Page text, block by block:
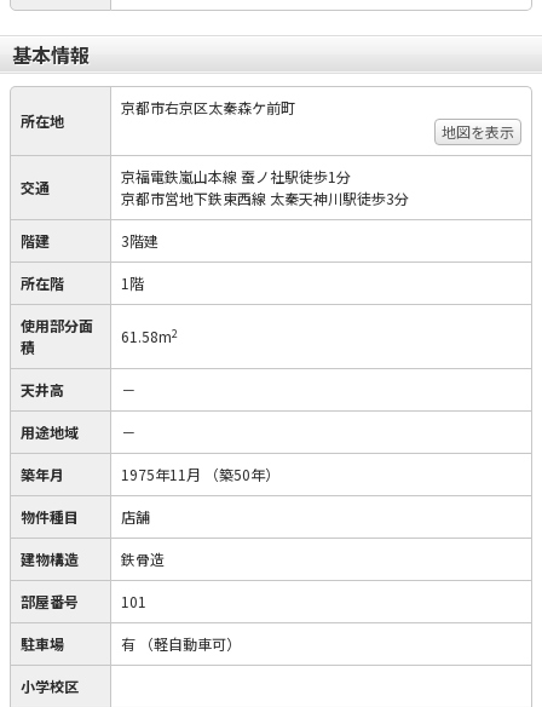
基本情報
所在地
京都市右京区太秦森ケ前町
地図を表示
交通
京福電鉄嵐山本線 蚕ノ社駅徒歩1分
京都市営地下鉄東西線 太秦天神川駅徒歩3分
階建 3階建
所在階 1階
使用部分面
積
61.58m2
天井高 －
用途地域 －
築年月 1975年11月 （築50年）
物件種目 店舗
建物構造 鉄骨造
部屋番号 101
駐車場 有 （軽自動車可）
小学校区